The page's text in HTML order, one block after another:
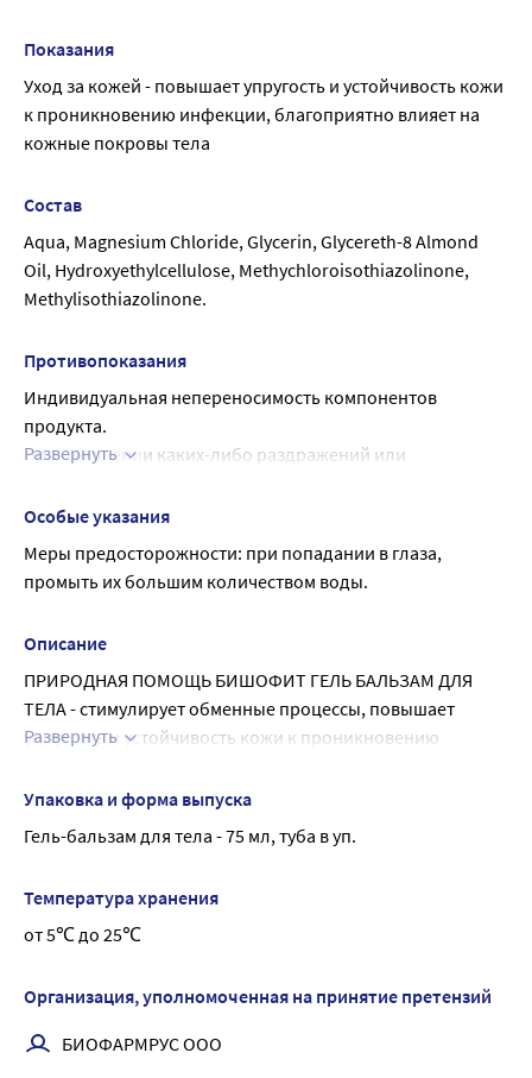
Показания
Уход за кожей - повышает упругость и устойчивость кожи
к проникновению инфекции, благоприятно влияет на
кожные покровы тела
Состав
Aqua, Magnesium Chloride, Glycerin, Glycereth-8 Almond
Oil, Hydroxyethylcellulose, Methychloroisothiazolinone,
Methylisothiazolinone.
Противопоказания
Индивидуальная непереносимость компонентов
продукта.
При появлении каких-либо раздражений или
использование.
Развернуть
Особые указания
Меры предосторожности: при попадании в глаза,
промыть их большим количеством воды.
Описание
ПРИРОДНАЯ ПОМОЩЬ БИШОФИТ ГЕЛЬ БАЛЬЗАМ ДЛЯ
ТЕЛА - стимулирует обменные процессы, повышает
упругость и устойчивость кожи к проникновению
тела, защищая от вредных воздействий окружающей
среды, способствует улучшению общего состояния кожи.
Бальзам для тела на основе природного БИШОФИТА
косметического средства для улучшения состояния кожи.
Результат: Кожа защищена от внешнего воздействия
Развернуть
Упаковка и форма выпуска
Гель-бальзам для тела - 75 мл, туба в уп.
Температура хранения
от 5℃ до 25℃
Организация, уполномоченная на принятие претензий
БИОФАРМРУС ООО